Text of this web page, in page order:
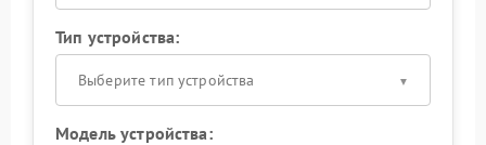
Тип устройства:
Выберите тип устройства
Модель устройства: